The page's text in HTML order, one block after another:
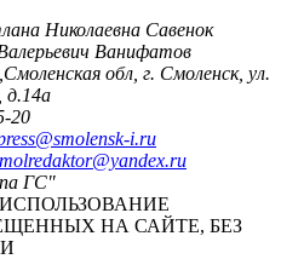
Николаевна Савенок
Ванифатов
обл, г. Смоленск, ул.
д.14а
20
i.ru
ГС"
НА САЙТЕ, БЕЗ